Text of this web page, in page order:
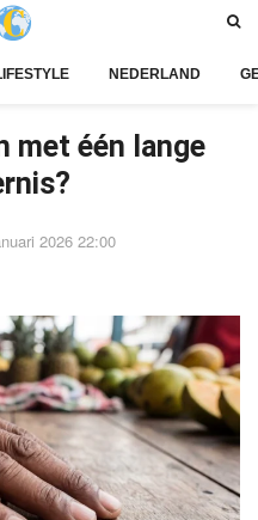
NEDERLAND
met één lange
2026 22:00